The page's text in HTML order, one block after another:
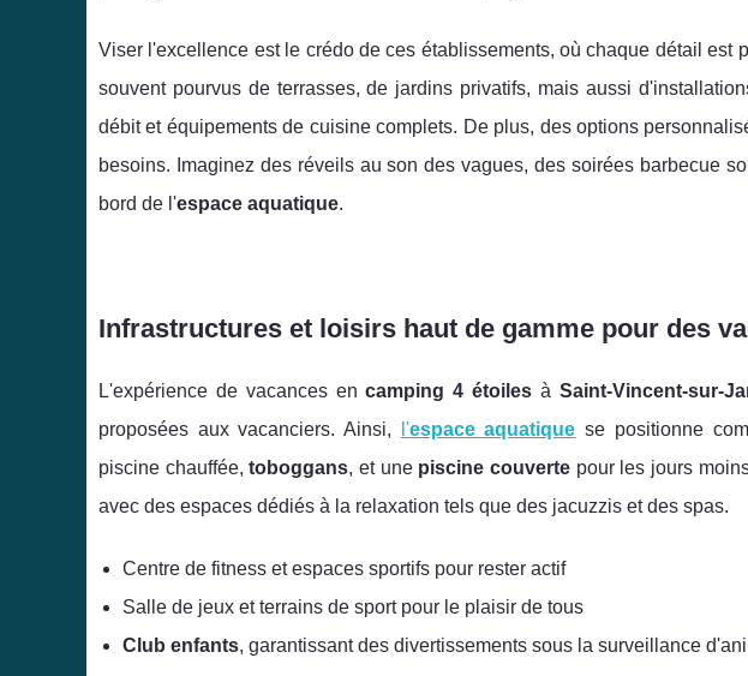
Viser l'excellence est le crédo de ces établissements, où chaque détail est
souvent pourvus de terrasses, de jardins privatifs, mais aussi
débit et équipements de cuisine complets. De plus, des options
besoins. Imaginez des réveils au son des vagues, des soirées barbecue
bord de l'espace aquatique.
Infrastructures et loisirs haut de gamme pour des
L'expérience de vacances encamping 4 étoiles à Saint-Vincent-sur-
proposées aux vacanciers. Ainsi,
l'espace aquatique se positionne
piscine chauffée,toboggans, et une piscine couverte pour les jours
avec des espaces dédiés à la relaxation tels que des jacuzzis et des spas.
Centre de fitness et espaces sportifs pour rester actif
Salle de jeux et terrains de sport pour le plaisir de tous
Club enfants, garantissant des divertissements sous la surveillance